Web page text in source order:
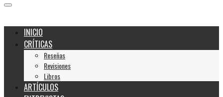
INICIO
CRÍTICAS
Reseñas
Revisiones
Libros
ARTÍCULOS